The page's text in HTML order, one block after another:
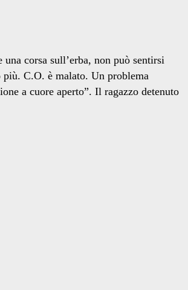
corsa sull’erba, non può sentirsi
C.O. è malato. Un problema
a cuore aperto”. Il ragazzo detenuto